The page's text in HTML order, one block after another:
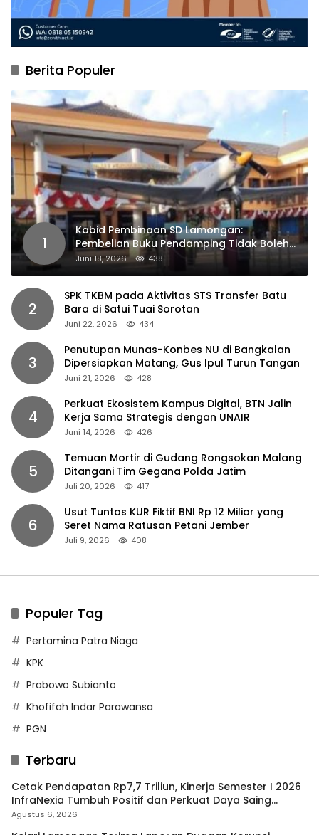
Berita Populer
1
Kabid Pembinaan SD Lamongan:
Pembelian Buku Pendamping Tidak Boleh
Dipaksakan
Juni 18, 2026 438
2
SPK TKBM pada Aktivitas STS Transfer Batu
Bara di Satui Tuai Sorotan
Juni 22, 2026 434
3
Penutupan Munas-Konbes NU di Bangkalan
Dipersiapkan Matang, Gus Ipul Turun Tangan
Juni 21, 2026 428
4
Perkuat Ekosistem Kampus Digital, BTN Jalin
Kerja Sama Strategis dengan UNAIR
Juni 14, 2026 426
5
Temuan Mortir di Gudang Rongsokan Malang
Ditangani Tim Gegana Polda Jatim
Juli 20, 2026 417
6
Usut Tuntas KUR Fiktif BNI Rp 12 Miliar yang
Seret Nama Ratusan Petani Jember
Juli 9, 2026 408
Populer Tag
Pertamina Patra Niaga
KPK
Prabowo Subianto
Khofifah Indar Parawansa
PGN
Terbaru
Cetak Pendapatan Rp7,7 Triliun, Kinerja Semester I 2026
InfraNexia Tumbuh Positif dan Perkuat Daya Saing
Industri Digital
Agustus 6, 2026